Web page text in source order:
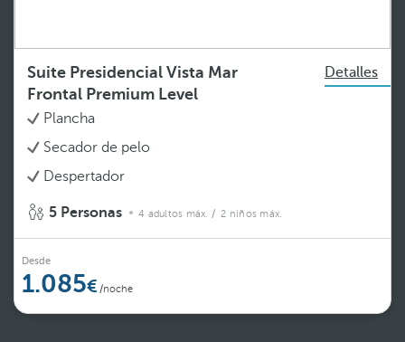
Suite Presidencial Vista Mar
Frontal Premium Level
Detalles
Plancha
Secador de pelo
Despertador
5 Personas 4 adultos máx. / 2 niños máx.
Desde
1.085 /noche